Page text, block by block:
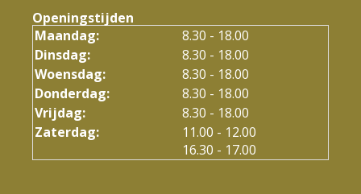
Openingstijden
Maandag:
8.30 - 18.00
Dinsdag:
8.30 - 18.00
Woensdag:
8.30 - 18.00
Donderdag:
8.30 - 18.00
Vrijdag:
8.30 - 18.00
Zaterdag:
11.00 tot
- 12.00
16.30 tot
- 17.00